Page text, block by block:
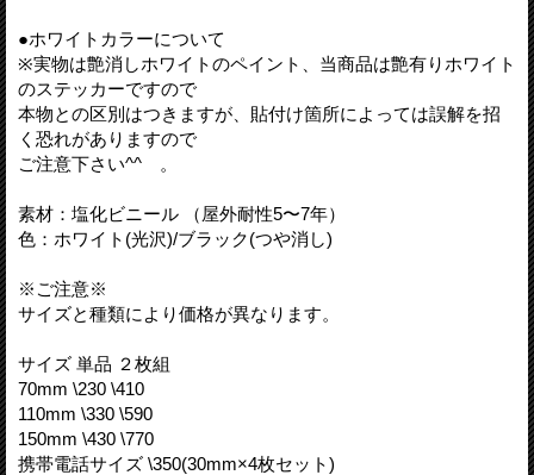
●ホワイトカラーについて
※実物は艶消しホワイトのペイント、当商品は艶有りホワイト
のステッカーですので
本物との区別はつきますが、貼付け箇所によっては誤解を招
く恐れがありますので
ご注意下さい^^ゞ。
素材：塩化ビニール （屋外耐性5〜7年）
色：ホワイト(光沢)/ブラック(つや消し)
※ご注意※
サイズと種類により価格が異なります。
サイズ 単品 ２枚組
70mm \230 \410
110mm \330 \590
150mm \430 \770
携帯電話サイズ \350(30mm×4枚セット)